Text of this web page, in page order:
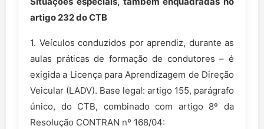
artigo 232 do CTB
1. Veículos conduzidos por aprendiz, durante as
aulas práticas de formação de condutores – é
exigida a Licença para Aprendizagem de Direção
Veicular (LADV). Base legal: artigo 155, parágrafo
único, do CTB, combinado com artigo 8º da
Resolução CONTRAN nº 168/04: